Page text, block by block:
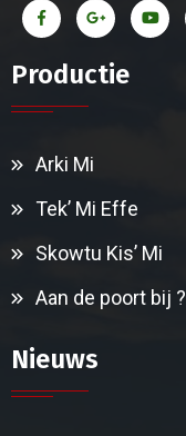
Productie
Arki Mi
Tek’ Mi Effe
Skowtu Kis’ Mi
Aan de poort bij ?
Nieuws